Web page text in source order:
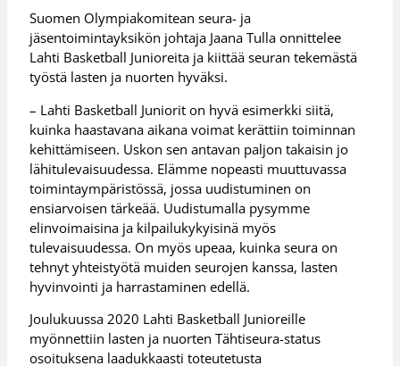
Suomen Olympiakomitean seura- ja
jäsentoimintayksikön johtaja Jaana Tulla onnittelee
Lahti Basketball Junioreita ja kiittää seuran tekemästä
työstä lasten ja nuorten hyväksi.
– Lahti Basketball Juniorit on hyvä esimerkki siitä,
kuinka haastavana aikana voimat kerättiin toiminnan
kehittämiseen. Uskon sen antavan paljon takaisin jo
lähitulevaisuudessa. Elämme nopeasti muuttuvassa
toimintaympäristössä, jossa uudistuminen on
ensiarvoisen tärkeää. Uudistumalla pysymme
elinvoimaisina ja kilpailukykyisinä myös
tulevaisuudessa. On myös upeaa, kuinka seura on
tehnyt yhteistyötä muiden seurojen kanssa, lasten
hyvinvointi ja harrastaminen edellä.
Joulukuussa 2020 Lahti Basketball Junioreille
myönnettiin lasten ja nuorten Tähtiseura-status
osoituksena laadukkaasti toteutetusta